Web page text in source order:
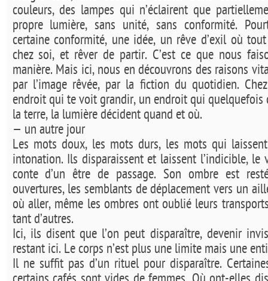
couleurs, des lampes qui n’éclairent que
propre lumière, sans unité, sans conformité.
certaine conformité, une idée, un rêve d’exil où
chez soi, et rêver de partir. C’est ce que nous
manière. Mais ici, nous en découvrons des raisons
par l’image rêvée, par la fiction du quotidien.
endroit qui te voit grandir, un endroit qui quelquefois
la terre, la lumière décident quand et où.
— un autre jour
Les mots doux, les mots durs, les mots qui
intonation. Ils disparaissent et laissent l’indicible, le
conte d’un être de passage. Son ombre est
ouvertures, les semblants de déplacement vers un
où aller, même les ombres ont oublié leurs
tant d’autres.
Ici, ils disent que l’on peut disparaître, devenir
restant ici. Le corps n’est plus une limite mais une
Il ne suffit pas d’un rituel pour disparaître.